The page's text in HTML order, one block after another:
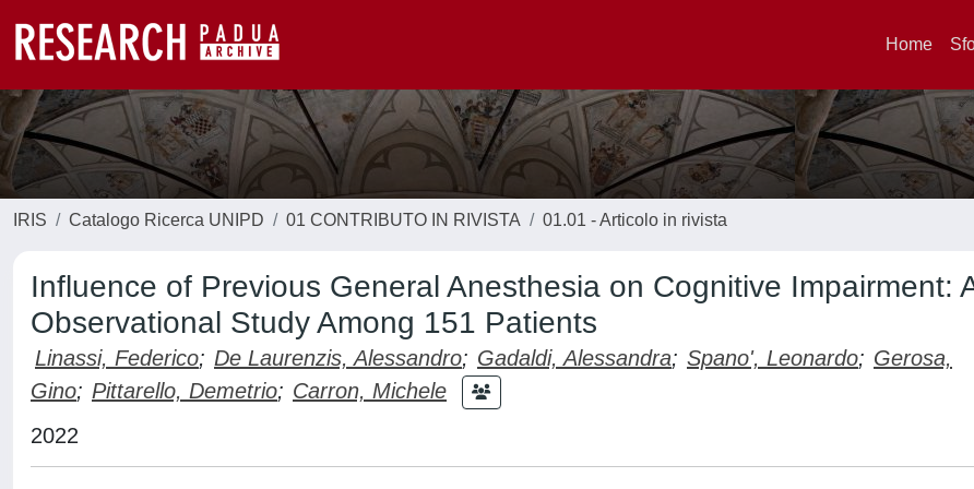
Home
IRIS Catalogo Ricerca UNIPD 01 CONTRIBUTO IN RIVISTA 01.01 - Articolo in rivista
Influence of Previous General Anesthesia on Cognitive Impairment:
Observational Study Among 151 Patients
Linassi, Federico; De Laurenzis, Alessandro; Gadaldi, Alessandra; Spano', Leonardo; Gerosa,
Gino; Pittarello, Demetrio; Carron, Michele
2022